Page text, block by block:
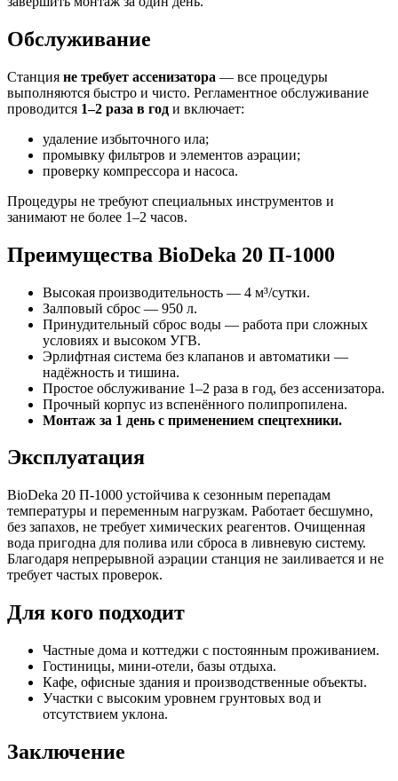
Обслуживание
Станция не требует ассенизатора — все процедуры
выполняются быстро и чисто. Регламентное обслуживание
проводится 1–2 раза в год и включает:
удаление избыточного ила;
промывку фильтров и элементов аэрации;
проверку компрессора и насоса.
Процедуры не требуют специальных инструментов и
занимают не более 1–2 часов.
Преимущества BioDeka 20 П-1000
Высокая производительность — 4 м³/сутки.
Залповый сброс — 950 л.
Принудительный сброс воды — работа при сложных
условиях и высоком УГВ.
Эрлифтная система без клапанов и автоматики —
надёжность и тишина.
Простое обслуживание 1–2 раза в год, без ассенизатора.
Прочный корпус из вспенённого полипропилена.
Монтаж за 1 день с применением спецтехники.
Эксплуатация
BioDeka 20 П-1000 устойчива к сезонным перепадам
температуры и переменным нагрузкам. Работает бесшумно,
без запахов, не требует химических реагентов. Очищенная
вода пригодна для полива или сброса в ливневую систему.
Благодаря непрерывной аэрации станция не заиливается и не
требует частых проверок.
Для кого подходит
Частные дома и коттеджи с постоянным проживанием.
Гостиницы, мини-отели, базы отдыха.
Кафе, офисные здания и производственные объекты.
Участки с высоким уровнем грунтовых вод и
отсутствием уклона.
Заключение